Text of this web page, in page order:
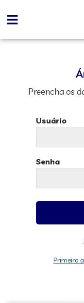
Preencha os
Usuário
Senha
Primeiro